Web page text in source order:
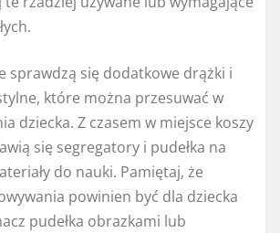
sprawdzą się dodatkowe drążki i
które można przesuwać w
dziecka. Z czasem w miejsce koszy
się segregatory i pudełka na
do nauki. Pamiętaj, że
powinien być dla dziecka
pudełka obrazkami lub